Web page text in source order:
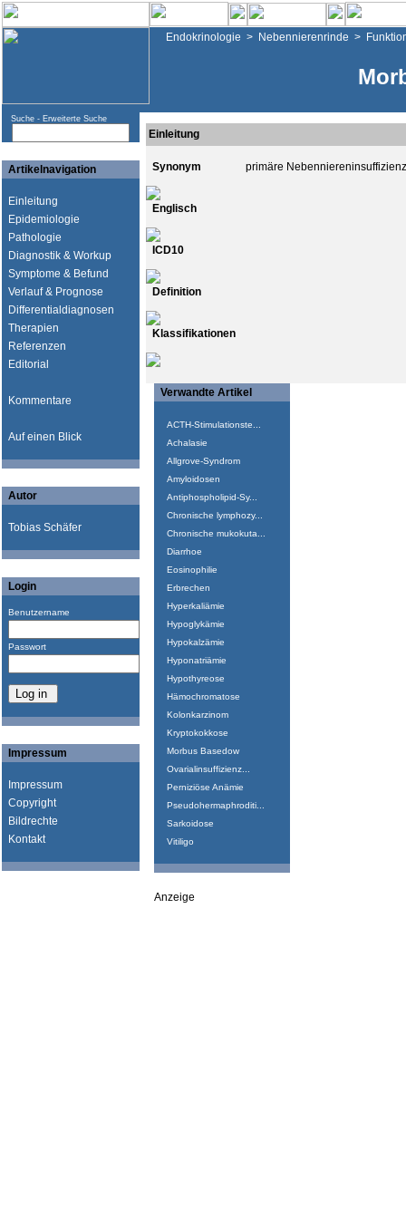
Endokrinologie > Nebennierenrinde >
Suche - Erweiterte Suche
Artikelnavigation
Einleitung
Epidemiologie
Pathologie
Diagnostik & Workup
Symptome & Befund
Verlauf & Prognose
Differentialdiagnosen
Therapien
Referenzen
Editorial
Kommentare
Auf einen Blick
Autor
Tobias Schäfer
Login
Benutzername
Passwort
Impressum
Impressum
Copyright
Bildrechte
Kontakt
Einleitung
Synonym primäre Nebenniereninsuffizienz
Englisch
ICD10
Definition
Klassifikationen
Verwandte Artikel
ACTH-Stimulationste...
Achalasie
Allgrove-Syndrom
Amyloidosen
Antiphospholipid-Sy...
Chronische lymphozy...
Chronische mukokuta...
Diarrhoe
Eosinophilie
Erbrechen
Hyperkaliämie
Hypoglykämie
Hypokalzämie
Hyponatriämie
Hypothyreose
Hämochromatose
Kolonkarzinom
Kryptokokkose
Morbus Basedow
Ovarialinsuffizienz...
Perniziöse Anämie
Pseudohermaphroditi...
Sarkoidose
Vitiligo
Anzeige